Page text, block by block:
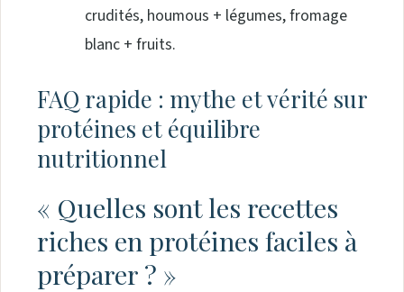
crudités, houmous + légumes, fromage
blanc + fruits.
FAQ rapide : mythe et vérité sur
protéines et équilibre
nutritionnel
« Quelles sont les recettes
riches en protéines faciles à
préparer ? »